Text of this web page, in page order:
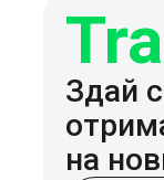
Здай
на